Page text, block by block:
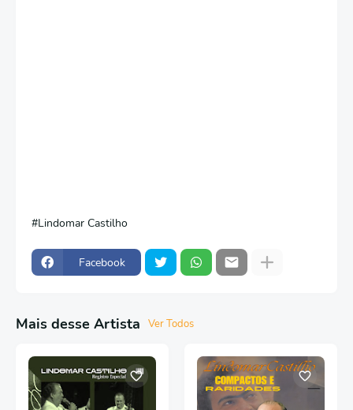
Lindomar Castilho
Facebook
Mais desse Artista Ver Todos